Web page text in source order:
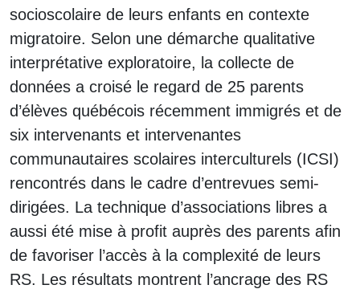
socioscolaire de leurs enfants en contexte
migratoire. Selon une démarche qualitative
interprétative exploratoire, la collecte de
données a croisé le regard de 25 parents
d’élèves québécois récemment immigrés et de
six intervenants et intervenantes
communautaires scolaires interculturels (ICSI)
rencontrés dans le cadre d’entrevues semi-
dirigées. La technique d’associations libres a
aussi été mise à profit auprès des parents afin
de favoriser l’accès à la complexité de leurs
RS. Les résultats montrent l’ancrage des RS